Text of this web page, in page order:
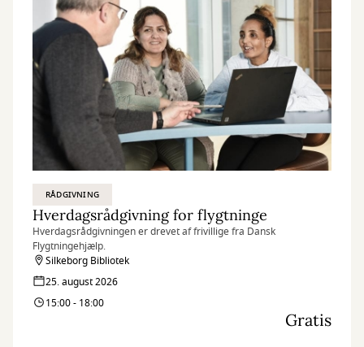
RÅDGIVNING
Hverdagsrådgivning for flygtninge
Hverdagsrådgivningen er drevet af frivillige fra Dansk
Flygtningehjælp.
Silkeborg Bibliotek
25. august 2026
15:00 - 18:00
Gratis